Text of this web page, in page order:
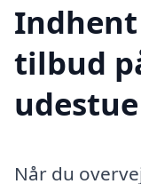
tilbud
Når du